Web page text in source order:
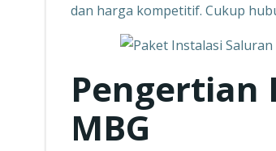
dan harga kompetitif. Cukup
Pengertian
MBG